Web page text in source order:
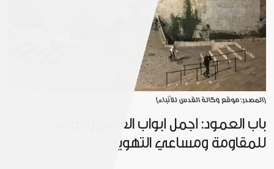
[المصدر: موقع وكالة القدس للأنباء]
باب العمود: أجمل أبواب القدس وموقع
للمقاومة ومساعي التهويد